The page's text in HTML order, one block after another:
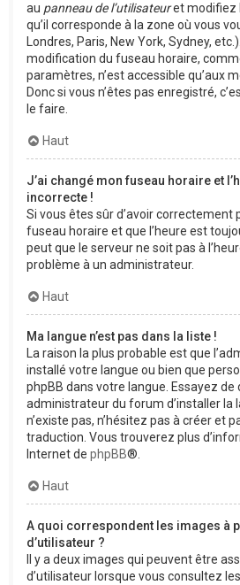
au panneau de l’utilisateuret modifiez
qu’il corresponde à la zone où vous
Londres, Paris, New York, Sydney,
modification du fuseau horaire,
paramètres, n’est accessible qu’aux
Donc si vous n’êtes pas enregistré,
le faire.
Haut
J’ai changé mon fuseau horaire et
incorrecte !
Si vous êtes sûr d’avoir correctement
fuseau horaire et que l’heure est
peut que le serveur ne soit pas à
problème à un administrateur.
Haut
Ma langue n’est pas dans la liste !
La raison la plus probable est que
installé votre langue ou bien que
phpBB dans votre langue. Essayez de
administrateur du forum d’installer la
n’existe pas, n’hésitez pas à créer et
traduction. Vous trouverez plus
Internet de phpBB®.
Haut
A quoi correspondent les images à
d’utilisateur ?
Il y a deux images qui peuvent être
d’utilisateur lorsque vous consultez